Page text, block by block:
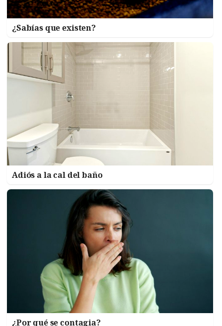
¿Sabías que existen?
Adiós a la cal del baño
¿Por qué se contagia?